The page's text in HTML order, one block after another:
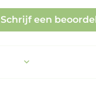
Schrijf een